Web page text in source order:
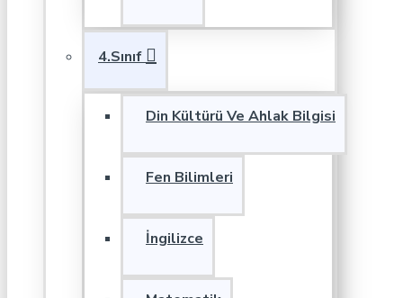
4.Sınıf
Din Kültürü Ve Ahlak Bilgisi
Fen Bilimleri
İngilizce